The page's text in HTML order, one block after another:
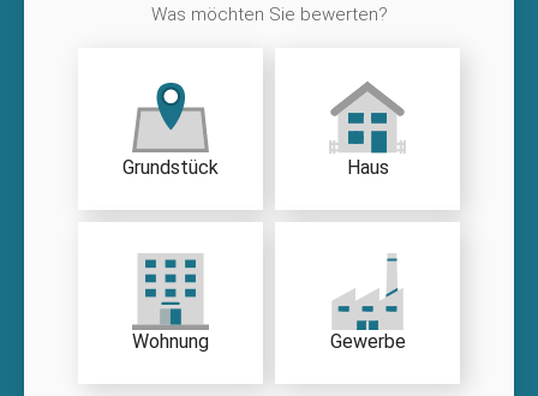
Was möchten Sie bewerten?
Grundstück Haus
Wohnung Gewerbe